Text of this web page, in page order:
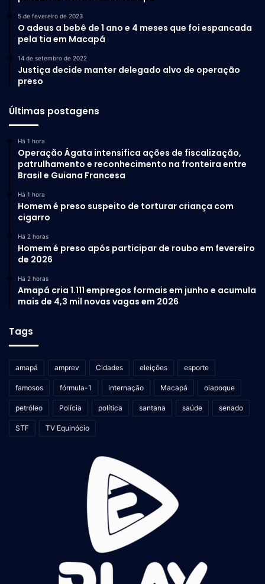
5 de fevereiro de 2023
O adeus a bebê de 1 ano e 4 meses que foi espancada
pela tia em Macapá
14 de setembro de 2022
Justiça decide manter delegado alvo de operação
preso
Últimas postagens
Há 1 hora
Operação Ágata intensifica ações de fiscalização,
patrulhamento e reconhecimento na fronteira entre
Brasil e Guiana Francesa
Há 1 hora
Homem é preso suspeito de torturar criança com
cigarro
Há 2 horas
Homem é preso após participar de roubo em fevereiro
de 2026
Há 2 horas
Amapá cria 1.111 empregos formais em junho e acumula
mais de 4,3 mil novas vagas em 2026
Tags
amapá amprev Cidades eleições esporte
famosos fórmula-1 internação Macapá oiapoque
petróleo Polícia política santana saúde senado
STF TV Equinócio